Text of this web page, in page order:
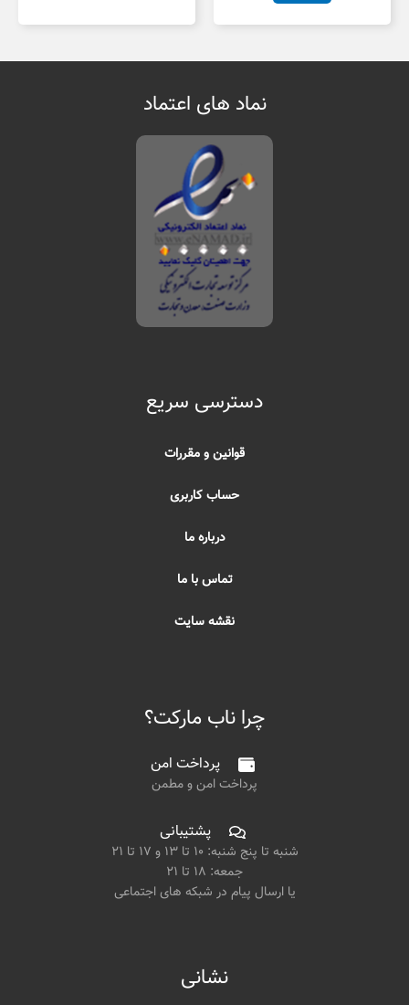
نماد های اعتماد
دسترسی سریع
قوانین و مقررات
حساب کاربری
درباره ما
تماس با ما
نقشه سایت
چرا ناب مارکت؟
پرداخت امن
پرداخت امن و مطمن
پشتیبانی
شنبه تا پنج شنبه: ۱۰ تا ۱۳ و ۱۷ تا ۲۱
جمعه: ۱۸ تا ۲۱
یا ارسال پیام در شبکه های اجتماعی
نشانی